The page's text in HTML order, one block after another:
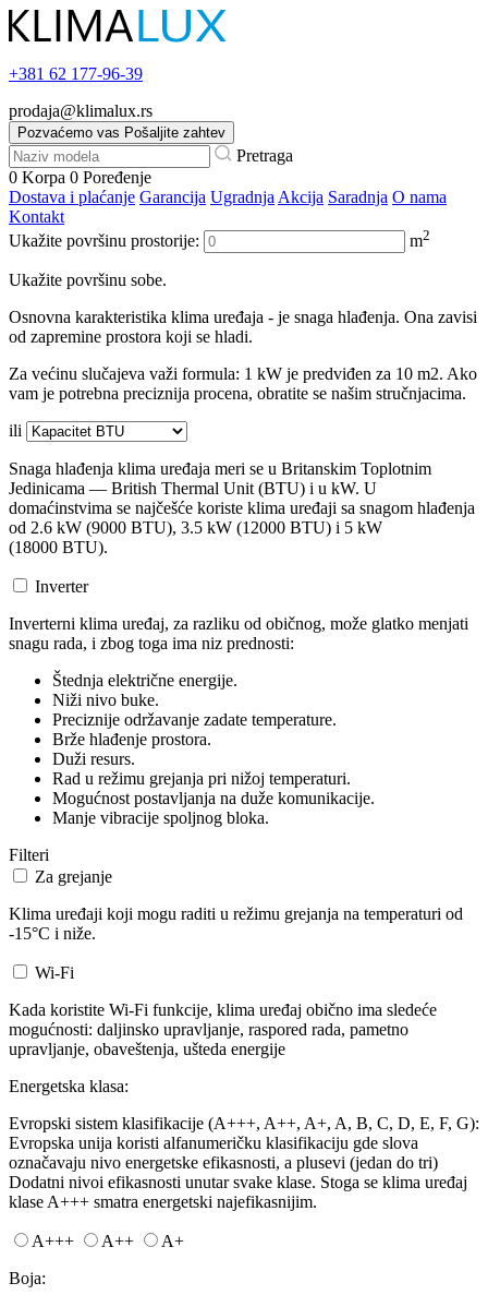
+381 62 177-96-39
prodaja@klimalux.rs
Pozvaćemo vas Pošaljite zahtev
Pretraga
0 Korpa 0 Poređenje
Dostava i plaćanje Garancija Ugradnja Akcija Saradnja O nama
Kontakt
Ukažite površinu prostorije:
m2
Ukažite površinu sobe.
Osnovna karakteristika klima uređaja - je snaga hlađenja. Ona zavisi
od zapremine prostora koji se hladi.
Za većinu slučajeva važi formula: 1 kW je predviđen za 10 m2. Ako
vam je potrebna preciznija procena, obratite se našim stručnjacima.
ili
Snaga hlađenja klima uređaja meri se u Britanskim Toplotnim
Jedinicama — British Thermal Unit (BTU) i u kW. U
domaćinstvima se najčešće koriste klima uređaji sa snagom hlađenja
od 2.6 kW (9000 BTU), 3.5 kW (12000 BTU) i 5 kW
(18000 BTU).
Inverter
Inverterni klima uređaj, za razliku od običnog, može glatko menjati
snagu rada, i zbog toga ima niz prednosti:
Štednja električne energije.
Niži nivo buke.
Preciznije održavanje zadate temperature.
Brže hlađenje prostora.
Duži resurs.
Rad u režimu grejanja pri nižoj temperaturi.
Mogućnost postavljanja na duže komunikacije.
Manje vibracije spoljnog bloka.
Filteri
Za grejanje
Klima uređaji koji mogu raditi u režimu grejanja na temperaturi od
-15°C i niže.
Wi-Fi
Kada koristite Wi-Fi funkcije, klima uređaj obično ima sledeće
mogućnosti: daljinsko upravljanje, raspored rada, pametno
upravljanje, obaveštenja, ušteda energije
Energetska klasa:
Evropski sistem klasifikacije (A+++, A++, A+, A, B, C, D, E, F, G):
Evropska unija koristi alfanumeričku klasifikaciju gde slova
označavaju nivo energetske efikasnosti, a plusevi (jedan do tri)
Dodatni nivoi efikasnosti unutar svake klase. Stoga se klima uređaj
klase A+++ smatra energetski najefikasnijim.
A+++ A++
A+
Boja: